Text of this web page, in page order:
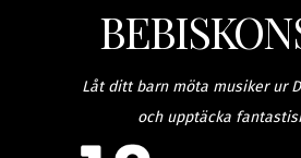
Låt ditt barn möta musiker ur
och upptäcka